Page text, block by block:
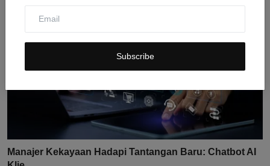
Subscribe
Manajer Kekayaan Hadapi Tantangan Baru: Chatbot AI